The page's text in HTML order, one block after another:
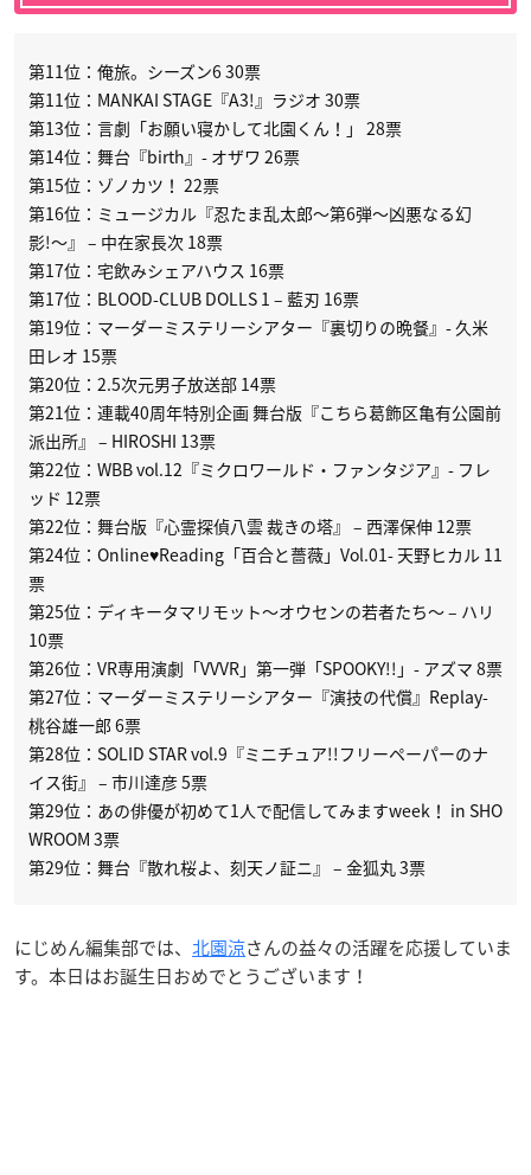
第11位：俺旅。シーズン6 30票
第11位：MANKAI STAGE『A3!』ラジオ 30票
第13位：言劇「お願い寝かして北園くん！」 28票
第14位：舞台『birth』- オザワ 26票
第15位：ゾノカツ！ 22票
第16位：ミュージカル『忍たま乱太郎〜第6弾〜凶悪なる幻
影!〜』 – 中在家長次 18票
第17位：宅飲みシェアハウス 16票
第17位：BLOOD-CLUB DOLLS 1 – 藍刃 16票
第19位：マーダーミステリーシアター『裏切りの晩餐』- 久米
田レオ 15票
第20位：2.5次元男子放送部 14票
第21位：連載40周年特別企画 舞台版『こちら葛飾区亀有公園前
派出所』 – HIROSHI 13票
第22位：WBB vol.12『ミクロワールド・ファンタジア』- フレ
ッド 12票
第22位：舞台版『心霊探偵八雲 裁きの塔』 – 西澤保伸 12票
第24位：Online♥Reading「百合と薔薇」Vol.01- 天野ヒカル 11
票
第25位：ディキータマリモット～オウセンの若者たち～ – ハリ
10票
第26位：VR専用演劇「VVVR」第一弾「SPOOKY!!」- アズマ 8票
第27位：マーダーミステリーシアター『演技の代償』Replay-
桃谷雄一郎 6票
第28位：SOLID STAR vol.9『ミニチュア!!フリーペーパーのナ
イス街』 – 市川達彦 5票
第29位：あの俳優が初めて1人で配信してみますweek！ in SHO
WROOM 3票
第29位：舞台『散れ桜よ、刻天ノ証ニ』 – 金狐丸 3票
にじめん編集部では、 北園涼さんの益々の活躍を応援していま
す。本日はお誕生日おめでとうございます！